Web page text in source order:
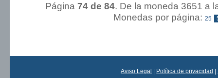
Página 74 de 84. De la moneda
Monedas por página: 25
Aviso Legal Política de privacidad